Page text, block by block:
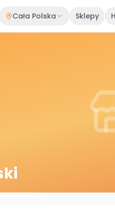
Cała Polska Sklepy